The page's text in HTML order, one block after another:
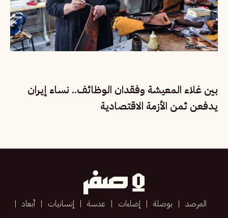
بين غلاء المعيشة وفقدان الوظائف.. نساء إيران
يدفعن ثمن الأزمة الاقتصادية
المرصد بوصلة إضاءات عدسة إنسانيات
أبعاد